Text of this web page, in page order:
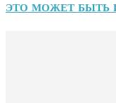
ЭТО МОЖЕТ БЫТЬ